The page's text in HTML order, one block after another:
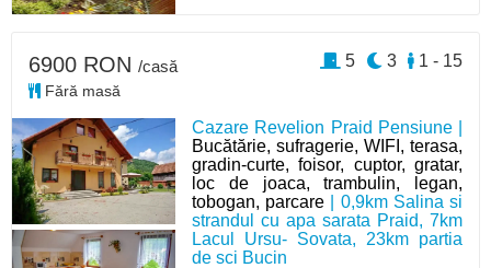
Cazare Revelion Praid Pensiune |
Bucătărie, sufragerie, WIFI, terasa,
gradin-curte, foisor, cuptor, gratar,
loc de joaca, trambulin, legan,
tobogan, parcare | 0,9km Salina si
strandul cu apa sarata Praid, 7km
Lacul Ursu- Sovata, 23km partia
de sci Bucin
6900 RON /casă
Fără masă
1 - 15
3
5